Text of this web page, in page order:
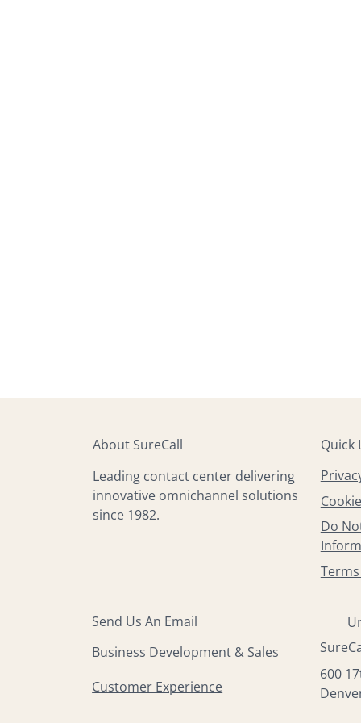
About SureCall
Leading contact center delivering
innovative omnichannel solutions
since 1982.
Quick
Do
Send Us An Email
Business Development & Sales
Customer Experience
600